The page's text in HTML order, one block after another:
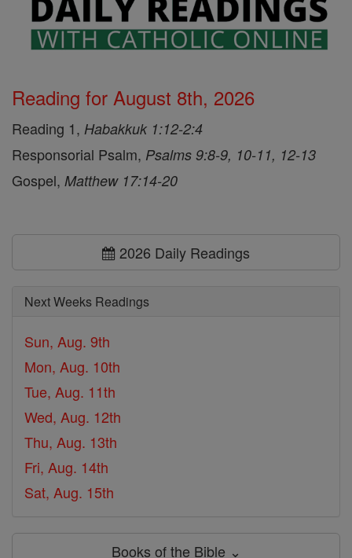
Reading for August 8th, 2026
Reading 1, Habakkuk 1:12-2:4
Responsorial Psalm, Psalms 9:8-9, 10-11, 12-13
Gospel, Matthew 17:14-20
2026 Daily Readings
Next Weeks Readings
Sun, Aug. 9th
Mon, Aug. 10th
Tue, Aug. 11th
Wed, Aug. 12th
Thu, Aug. 13th
Fri, Aug. 14th
Sat, Aug. 15th
Books of the Bible ⌄